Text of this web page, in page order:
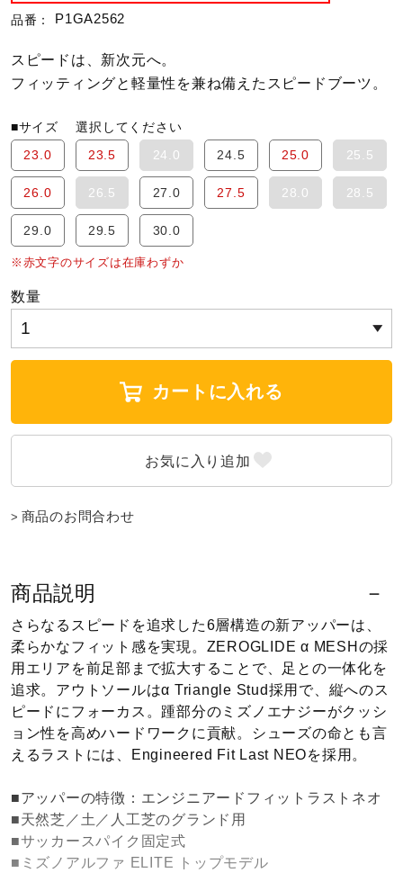
柔道
ウィンタースポーツ
ライフスタイルグッズ
アウトドア／レイン
サポーター
健康／エクササイズ
ジュニア／キッズ
品番： P1GA2562
スピードは、新次元へ。
フィッティングと軽量性を兼ね備えたスピードブーツ。
■サイズ選択してください
23.0
23.5 24.0 24.5 25.0 25.5
26.0 26.5 27.0 27.5 28.0 28.5
29.0 29.5 30.0
※赤文字のサイズは在庫わずか
数量
カートに入れる
商品のお問合わせ
商品説明
さらなるスピードを追求した6層構造の新アッパーは、
柔らかなフィット感を実現。ZEROGLIDE α MESHの採
用エリアを前足部まで拡大することで、足との一体化を
追求。アウトソールはα Triangle Stud採用で、縦へのス
ピードにフォーカス。踵部分のミズノエナジーがクッシ
ョン性を高めハードワークに貢献。シューズの命とも言
えるラストには、Engineered Fit Last NEOを採用。
■アッパーの特徴：エンジニアードフィットラストネオ
■天然芝／土／人工芝のグランド用
■サッカースパイク固定式
■ミズノアルファ ELITE トップモデル